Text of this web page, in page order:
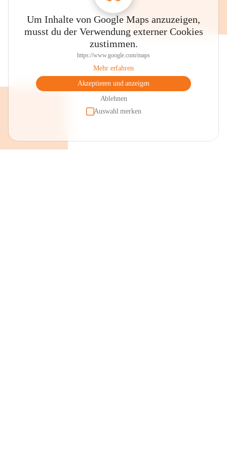
Um Inhalte von Google Maps anzuzeigen,
musst du der Verwendung externer Cookies
zustimmen.
https://www.google.com/maps
Mehr erfahren
Akzeptieren und anzeigen
Ablehnen
Auswahl merken